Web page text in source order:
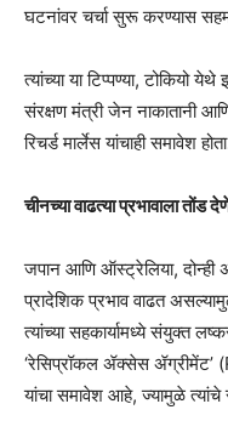
घटनांवर चर्चा सुरू करण्यास
त्यांच्या या टिप्पण्या, टोकियो
संरक्षण मंत्री जेन नाकातानी
रिचर्ड मार्लेस यांचाही समावेश
चीनच्या वाढत्या प्रभावाला तोंड
जपान आणि ऑस्ट्रेलिया,
प्रादेशिक प्रभाव वाढत
त्यांच्या सहकार्यामध्ये संयुक्त
‘रेसिप्रॉकल ॲक्सेस
यांचा समावेश आहे, ज्यामुळे